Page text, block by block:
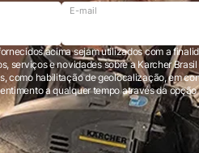
E-mail
acima sejam utilizados com a
Karcher Brasil via e-mail marketing e registro de
como habilitação de geolocalização, em